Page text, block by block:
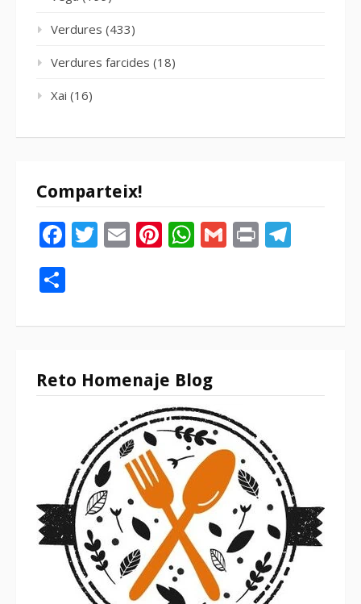
Verdures (433)
Verdures farcides (18)
Xai (16)
Comparteix!
Facebook
Twitter
EmailPinterest
WhatsApp
Gmail
Print
Reto Homenaje Blog